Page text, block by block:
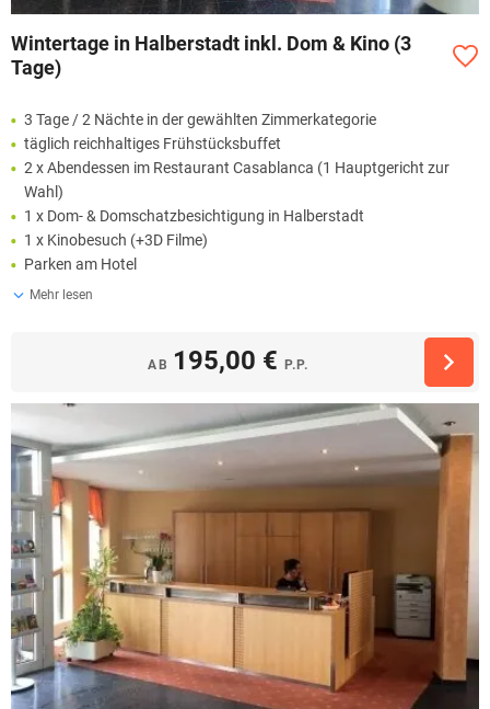
Wintertage in Halberstadt inkl. Dom & Kino (3
Tage)
3 Tage / 2 Nächte in der gewählten Zimmerkategorie
täglich reichhaltiges Frühstücksbuffet
2 x Abendessen im Restaurant Casablanca (1 Hauptgericht zur
Wahl)
1 x Dom- & Domschatzbesichtigung in Halberstadt
1 x Kinobesuch (+3D Filme)
Parken am Hotel
Mehr lesen
AB 195,00 € P.P.